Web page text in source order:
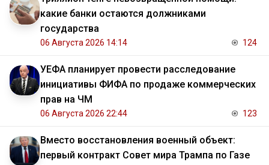
какие банки остаются должниками
государства
06 Августа 2026 14:14 124
УЕФА планирует провести расследование
инициативы ФИФА по продаже коммерческих
прав на ЧМ
06 Августа 2026 22:44 123
Вместо восстановления военный объект:
первый контракт Совет мира Трампа по Газе